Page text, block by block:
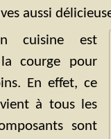
aussi
cuisine est
courge pour
En effet, ce
à tous les
sont